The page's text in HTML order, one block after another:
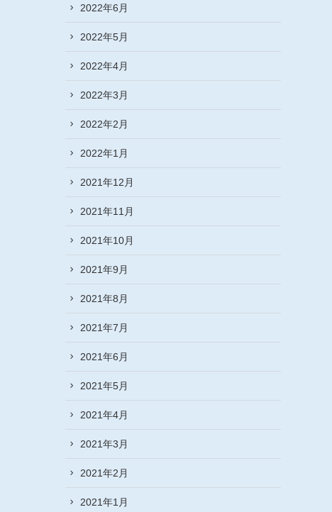
2022年6月
2022年5月
2022年4月
2022年3月
2022年2月
2022年1月
2021年12月
2021年11月
2021年10月
2021年9月
2021年8月
2021年7月
2021年6月
2021年5月
2021年4月
2021年3月
2021年2月
2021年1月